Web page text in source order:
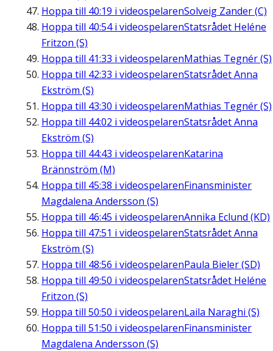
Hoppa till 40:19 i videospelarenSolveig Zander (C)
Hoppa till 40:54i videospelarenStatsrådet Heléne
Fritzon (S)
Hoppa till 41:33 i videospelarenMathias Tegnér (S)
Hoppa till 42:33 i videospelarenStatsrådet Anna
Ekström (S)
Hoppa till 43:30 i videospelarenMathias Tegnér (S)
Hoppa till 44:02 i videospelarenStatsrådet Anna
Ekström (S)
Hoppa till 44:43 i videospelarenKatarina
Brännström (M)
Hoppa till 45:38 i videospelarenFinansminister
Magdalena Andersson (S)
Hoppa till 46:45 i videospelarenAnnika Eclund (KD)
Hoppa till 47:51 i videospelarenStatsrådet Anna
Ekström (S)
Hoppa till 48:56 i videospelarenPaula Bieler (SD)
Hoppa till 49:50 i videospelarenStatsrådet Heléne
Fritzon (S)
Hoppa till 50:50 i videospelarenLaila Naraghi (S)
Hoppa till 51:50 i videospelarenFinansminister
Magdalena Andersson (S)